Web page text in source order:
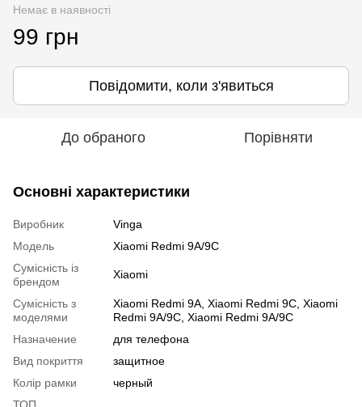
Немає в наявності
99 грн
Повідомити, коли з'явиться
До обраного Порівняти
Основні характеристики
Виробник
Vinga
Модель
Xiaomi Redmi 9A/9C
Сумісність із
брендом
Xiaomi
Сумісність з
моделями
Xiaomi Redmi 9A, Xiaomi Redmi 9C, Xiaomi
Redmi 9A/9C, Xiaomi Redmi 9A/9С
Назначение
для телефона
Вид покриття
защитное
Колір рамки
черный
ТОП